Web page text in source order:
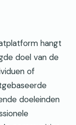
hangt
doel van de
of
doeleinden